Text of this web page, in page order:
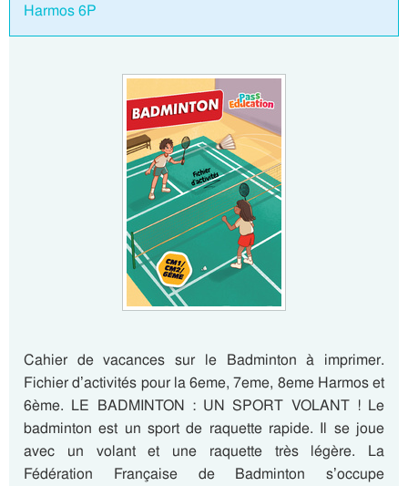
Harmos 6P
Cahier de vacances sur le Badminton à imprimer.
Fichier d’activités pour la 6eme, 7eme, 8eme Harmos et
6ème. LE BADMINTON : UN SPORT VOLANT ! Le
badminton est un sport de raquette rapide. Il se joue
avec un volant et une raquette très légère. La
Fédération Française de Badminton s’occupe